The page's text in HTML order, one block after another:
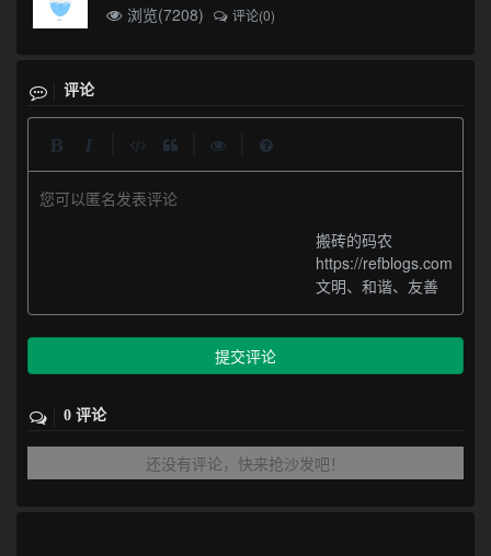
浏览(7208)
评论(0)
评论
您可以匿名发表评论
搬砖的码农
https://refblogs.com
文明、和谐、友善
提交评论
0 评论
还没有评论，快来抢沙发吧！